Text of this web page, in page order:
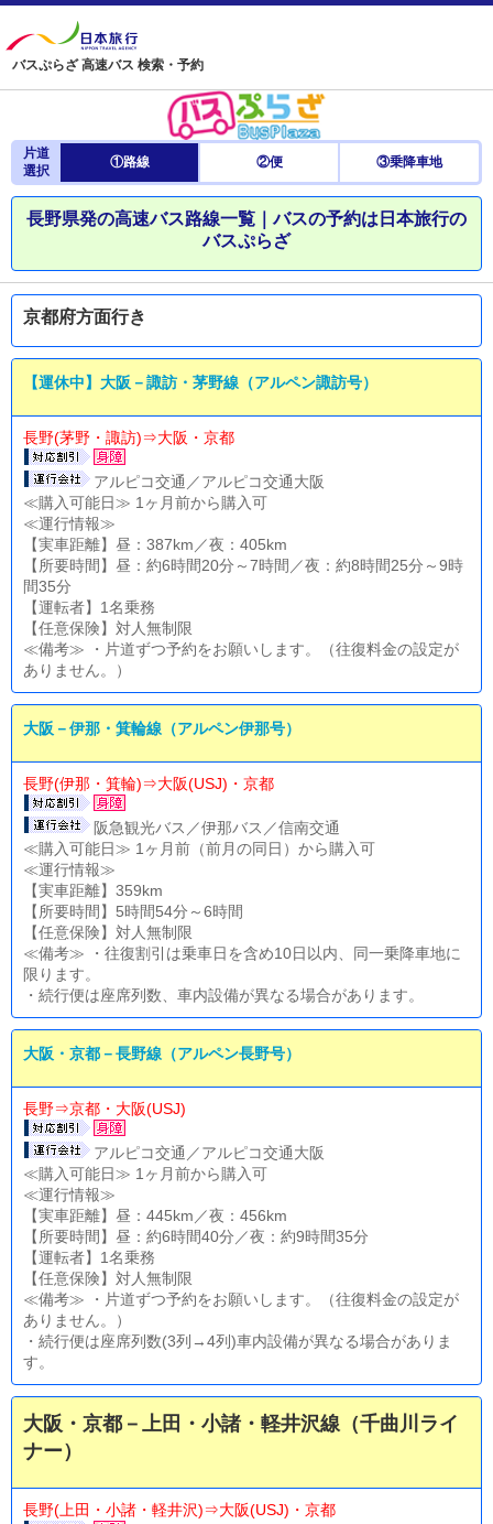
バスぷらざ 高速バス 検索・予約
片道
選択
①路線 ②便 ③乗降車地
長野県発の高速バス路線一覧｜バスの予約は日本旅行の
バスぷらざ
京都府方面行き
【運休中】大阪－諏訪・茅野線（アルペン諏訪号）
長野(茅野・諏訪)⇒大阪・京都
アルピコ交通／アルピコ交通大阪
≪購入可能日≫ 1ヶ月前から購入可
≪運行情報≫
【実車距離】昼：387km／夜：405km
【所要時間】昼：約6時間20分～7時間／夜：約8時間25分～9時
間35分
【運転者】1名乗務
【任意保険】対人無制限
≪備考≫ ・片道ずつ予約をお願いします。（往復料金の設定が
ありません。）
大阪－伊那・箕輪線（アルペン伊那号）
長野(伊那・箕輪)⇒大阪(USJ)・京都
阪急観光バス／伊那バス／信南交通
≪購入可能日≫ 1ヶ月前（前月の同日）から購入可
≪運行情報≫
【実車距離】359km
【所要時間】5時間54分～6時間
【任意保険】対人無制限
≪備考≫ ・往復割引は乗車日を含め10日以内、同一乗降車地に
限ります。
・続行便は座席列数、車内設備が異なる場合があります。
大阪・京都－長野線（アルペン長野号）
長野⇒京都・大阪(USJ)
アルピコ交通／アルピコ交通大阪
≪購入可能日≫ 1ヶ月前から購入可
≪運行情報≫
【実車距離】昼：445km／夜：456km
【所要時間】昼：約6時間40分／夜：約9時間35分
【運転者】1名乗務
【任意保険】対人無制限
≪備考≫ ・片道ずつ予約をお願いします。（往復料金の設定が
ありません。）
・続行便は座席列数(3列→4列)車内設備が異なる場合がありま
す。
大阪・京都－上田・小諸・軽井沢線（千曲川ライ
ナー）
長野(上田・小諸・軽井沢)⇒大阪(USJ)・京都